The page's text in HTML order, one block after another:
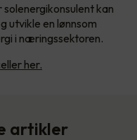
kan
utvikle en lønnsom
i næringssektoren.
her.
artikler